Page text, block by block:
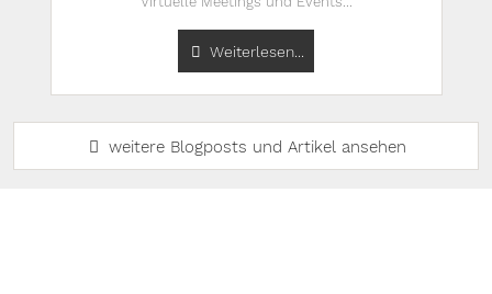
Weiterlesen...
weitere Blogposts und Artikel ansehen